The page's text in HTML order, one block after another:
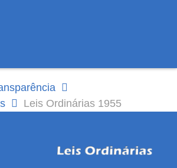
Leis Ordinárias 1955